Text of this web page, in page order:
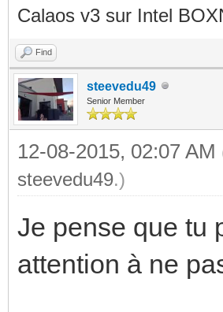
Calaos v3 sur Intel
Find
steevedu49
Senior Member
12-08-2015, 02:07 AM
steevedu49.)
Je pense que tu
attention à ne